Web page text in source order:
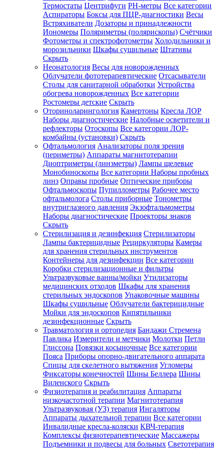
Термостаты Центрифуги PH-метры Все категории
Аспираторы Боксы для ПЦР-диагностики Весы
Встряхиватели Дозаторы и принадлежности
Иономеры Поляриметры (полярископы) Счётчики
Фотометры и спектрофотометры Холодильники и
морозильники Шкафы сушильные Штативы
Скрыть
Неонатология Весы для новорожденных
Облучатели фототерапевтические Отсасыватели
Столы для санитарной обработки Устройства
обогрева новорожденных Все категории
Ростомеры детские Скрыть
Оториноларингология Камертоны Кресла ЛОР
Наборы диагностические Налобные осветители и
рефлекторы Отоскопы Все категории ЛОР-
комбайны (установки) Скрыть
Офтальмология Анализаторы поля зрения
(периметры) Аппараты магнитотерапии
Диоптриметры (линзметры) Лампы щелевые
Монобиноскопы Все категории Наборы пробных
линз Оправы пробные Оптические приборы
Офтальмоскопы Пупиллометры Рабочее место
офтальмолога Столы приборные Тонометры
внутриглазного давления Экзофтальмометры
Наборы диагностические Проекторы знаков
Скрыть
Стерилизация и дезинфекция Стерилизаторы
Лампы бактерицидные Рециркуляторы Камеры
для хранения стерильных инструментов
Контейнеры для дезинфекции Все категории
Коробки стерилизационные и фильтры
Ультразвуковые ванны/мойки Утилизаторы
медицинских отходов Шкафы для хранения
стерильных эндоскопов Упаковочные машины
Шкафы сушильные Облучатели бактерицидные
Мойки для эндоскопов Кипятильники
дезинфекционные Скрыть
Травматология и ортопедия Бандажи Стремена
Павлика Измерители и метчики Молотки Петли
Глиссона Повязки косыночные Все категории
Пояса Приборы опорно-двигательного аппарата
Спицы для скелетного вытяжения Угломеры
Фиксаторы конечностей Шины Беллера Шины
Виленского Скрыть
Физиотерапия и реабилитация Аппараты
низкочастотной терапии Магнитотерапия
Ультразвуковая (УЗ) терапия Ингаляторы
Аппараты дыхательной терапии Все категории
Инвалидные кресла-коляски КВЧ-терапия
Комплексы физиотерапевтические Массажеры
Подъемники и подвесы для больных Светотерапия